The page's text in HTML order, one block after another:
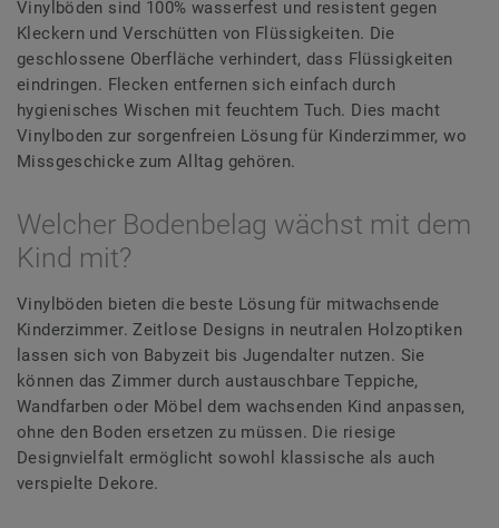
Vinylböden sind 100% wasserfest und resistent gegen
Kleckern und Verschütten von Flüssigkeiten. Die
geschlossene Oberfläche verhindert, dass Flüssigkeiten
eindringen. Flecken entfernen sich einfach durch
hygienisches Wischen mit feuchtem Tuch. Dies macht
Vinylboden zur sorgenfreien Lösung für Kinderzimmer, wo
Missgeschicke zum Alltag gehören.
Welcher Bodenbelag wächst mit dem
Kind mit?
Vinylböden bieten die beste Lösung für mitwachsende
Kinderzimmer. Zeitlose Designs in neutralen Holzoptiken
lassen sich von Babyzeit bis Jugendalter nutzen. Sie
können das Zimmer durch austauschbare Teppiche,
Wandfarben oder Möbel dem wachsenden Kind anpassen,
ohne den Boden ersetzen zu müssen. Die riesige
Designvielfalt ermöglicht sowohl klassische als auch
verspielte Dekore.